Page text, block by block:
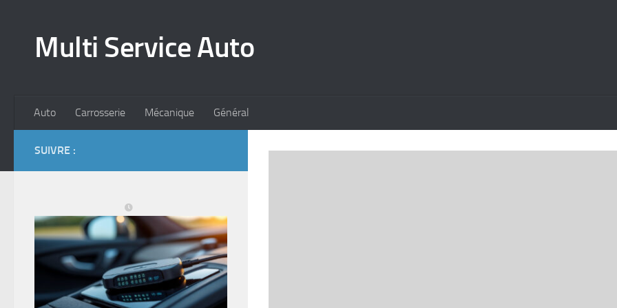
Multi Service Auto
Auto Carrosserie Mécanique Général
SUIVRE :